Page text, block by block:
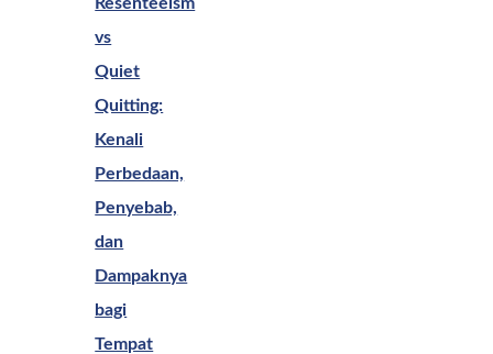
vs
Quiet
Quitting:
Kenali
Perbedaan,
Penyebab,
dan
Dampaknya
bagi
Tempat